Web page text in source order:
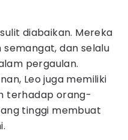
diabaikan. Mereka
dan selalu
pergaulan.
Leo juga memiliki
terhadap orang-
tinggi membuat